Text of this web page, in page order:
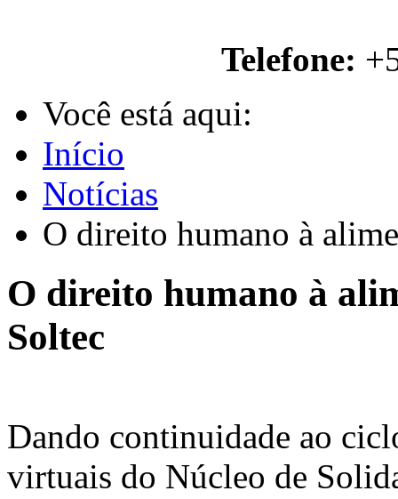
Telefone:
Você está aqui:
Início
Notícias
O direito humano à
O direito humano à
Soltec
Dando continuidade ao
virtuais do Núcleo de